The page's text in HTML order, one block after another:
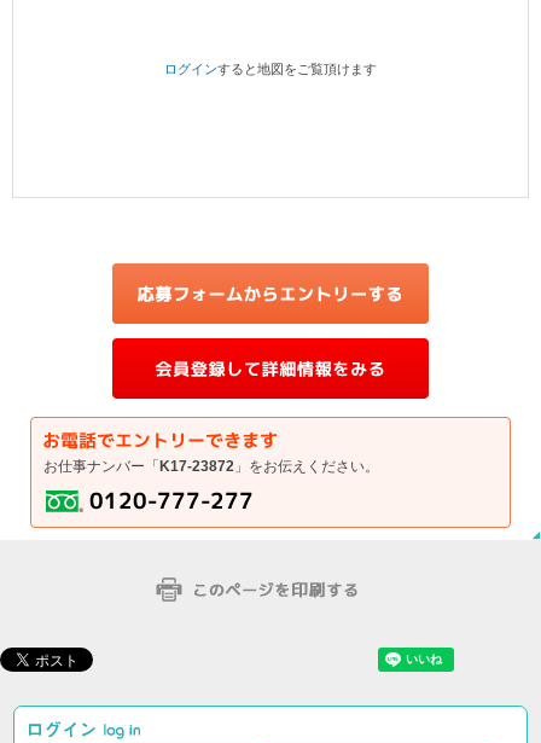
ログインすると地図をご覧頂けます
お仕事ナンバー「 K17-23872 」をお伝えください。